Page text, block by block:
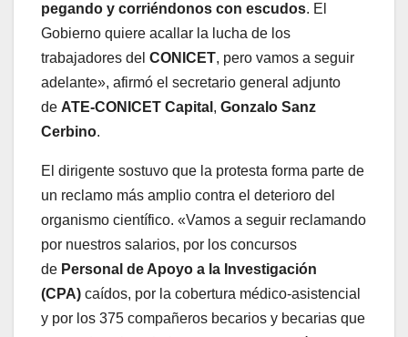
pegando y corriéndonos con escudos. El
Gobierno quiere acallar la lucha de los
trabajadores del CONICET, pero vamos a seguir
adelante», afirmó el secretario general adjunto
de ATE-CONICET Capital , Gonzalo Sanz
Cerbino.
El dirigente sostuvo que la protesta forma parte de
un reclamo más amplio contra el deterioro del
organismo científico. «Vamos a seguir reclamando
por nuestros salarios, por los concursos
de Personal de Apoyo a la Investigación
(CPA) caídos, por la cobertura médico-asistencial
y por los 375 compañeros becarios y becarias que